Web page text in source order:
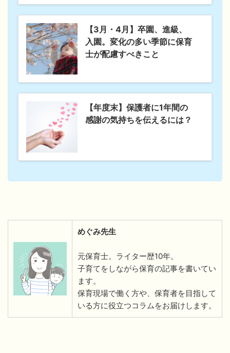
【3月・4月】卒園、進級、
入園。変化の多い季節に保育
士が配慮すべきこと
【年度末】保護者に1年間の
感謝の気持ちを伝えるには？
めぐみ先生
元保育士。ライター歴10年。
子育てをしながら保育の記事を書いてい
ます。
保育現場で働く方や、保育者を目指して
いる方に役立つコラムをお届けします。